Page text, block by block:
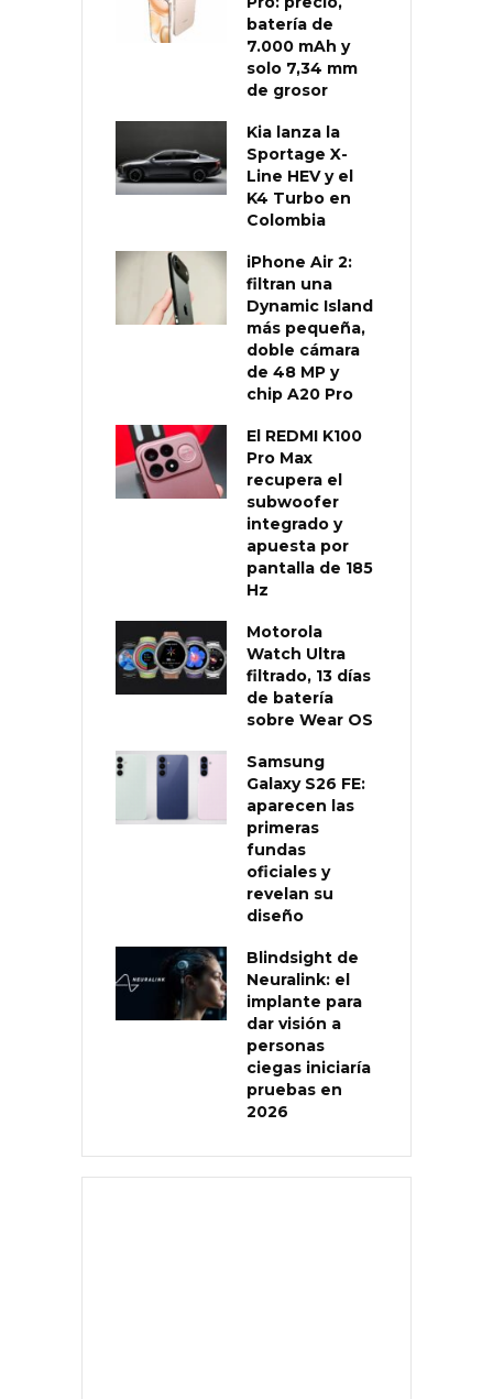
batería de
7.000 mAh y
solo 7,34 mm
de grosor
Kia lanza la
Sportage X-
Line HEV y el
K4 Turbo en
Colombia
iPhone Air 2:
filtran una
Dynamic Island
más pequeña,
doble cámara
de 48 MP y
chip A20 Pro
El REDMI K100
Pro Max
recupera el
subwoofer
integrado y
apuesta por
pantalla de 185
Hz
Motorola
Watch Ultra
filtrado, 13 días
de batería
sobre Wear OS
Samsung
Galaxy S26 FE:
aparecen las
primeras
fundas
oficiales y
revelan su
diseño
Blindsight de
Neuralink: el
implante para
dar visión a
personas
ciegas iniciaría
pruebas en
2026